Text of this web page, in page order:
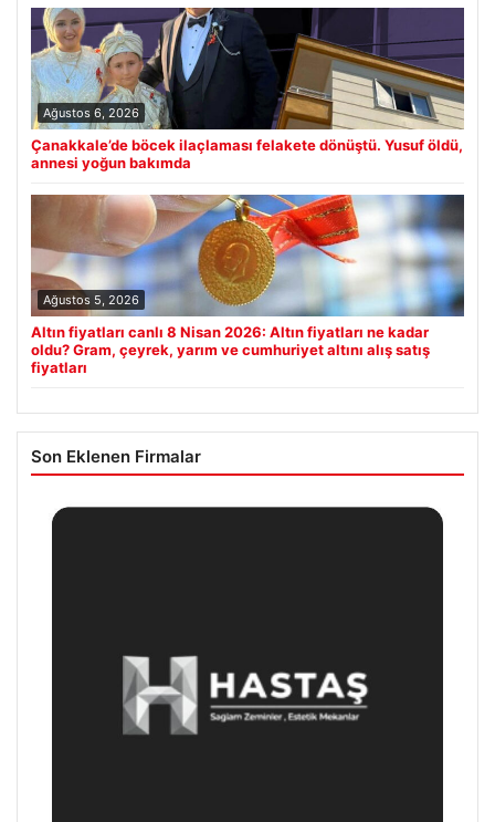
Ağustos 6, 2026
Çanakkale’de böcek ilaçlaması felakete dönüştü. Yusuf öldü,
annesi yoğun bakımda
Ağustos 5, 2026
Altın fiyatları canlı 8 Nisan 2026: Altın fiyatları ne kadar
oldu? Gram, çeyrek, yarım ve cumhuriyet altını alış satış
fiyatları
Son Eklenen Firmalar